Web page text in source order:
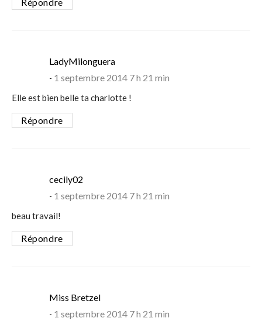
Répondre
LadyMilonguerasays:
1 septembre 2014 7 h 21 min
Elle est bien belle ta charlotte !
Répondre
cecily02says:
1 septembre 2014 7 h 21 min
beau travail!
Répondre
Miss Bretzelsays:
1 septembre 2014 7 h 21 min